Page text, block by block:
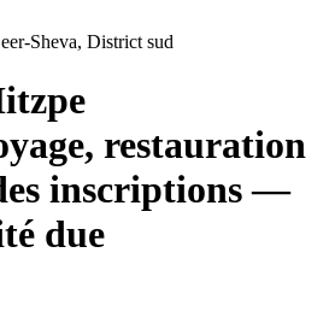
Sheva, District sud
restauration
inscriptions —
due